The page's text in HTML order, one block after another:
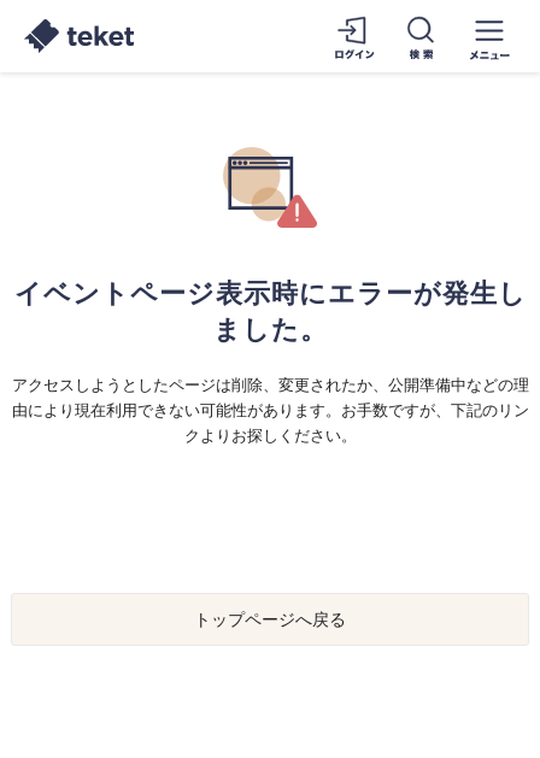
イベントページ表示時にエラーが発生し
ました。
アクセスしようとしたページは削除、変更されたか、公開準備中などの理
由により現在利用できない可能性があります。お手数ですが、下記のリン
クよりお探しください。
トップページへ戻る